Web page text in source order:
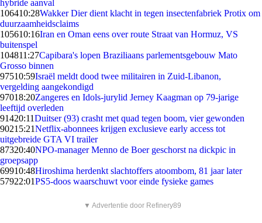
hybride aanval
106410:28Wakker Dier dient klacht in tegen insectenfabriek Protix om
duurzaamheidsclaims
105610:16Iran en Oman eens over route Straat van Hormuz, VS
buitenspel
104811:27Capibara's lopen Braziliaans parlementsgebouw Mato
Grosso binnen
97510:59Israël meldt dood twee militairen in Zuid-Libanon,
vergelding aangekondigd
97018:20Zangeres en Idols-jurylid Jerney Kaagman op 79-jarige
leeftijd overleden
91420:11Duitser (93) crasht met quad tegen boom, vier gewonden
90215:21Netflix-abonnees krijgen exclusieve early access tot
uitgebreide GTA VI trailer
87320:40NPO-manager Menno de Boer geschorst na dickpic in
groepsapp
69910:48Hiroshima herdenkt slachtoffers atoombom, 81 jaar later
57922:01PS5-doos waarschuwt voor einde fysieke games
▼ Advertentie door Refinery89